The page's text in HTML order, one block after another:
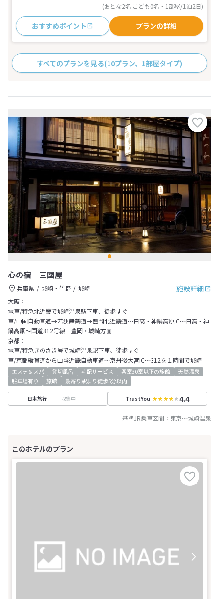
(おとな2名 こども0名・1部屋/1泊2日)
おすすめポイント プランの詳細
すべてのプランを見る(10プラン、1部屋タイプ)
心の宿 三國屋
施設詳細
兵庫県 城崎・竹野
城崎
大阪：
電車/特急北近畿で城崎温泉駅下車、徒歩すぐ
車/中国自動車道→若狭舞鶴道→豊岡北近畿道～日高・神鍋高原IC～日高・神
鍋高原～国道312号線 豊岡・城崎方面
京都：
電車/特急きのさき号で城崎温泉駅下車、徒歩すぐ
車/京都縦貫道から山陰近畿自動車道～京丹後大宮IC～312を１時間で城崎
エステ＆スパ 貸切風呂 宅配サービス 客室30室以下の旅館
天然温泉
駐車場有り
旅館 最寄り駅より徒歩5分以内
日本旅行 収集中 TrustYou 4.4
基準JR乗車区間： 東京～城崎温泉